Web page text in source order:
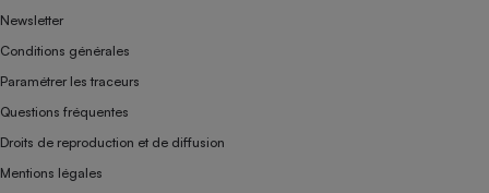
Newsletter
Conditions générales
Paramétrer les traceurs
Questions fréquentes
Droits de reproduction et de diffusion
Mentions légales